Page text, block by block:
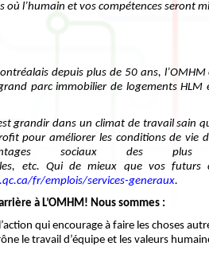
l’humain et vos compétences seront
depuis plus de 50 ans,
parc immobilier de logements HLM
grandir dans un climat de travail sain
pour améliorer les conditions de vie
sociaux des plus
etc. Qui de mieux que vos
fr/emplois/services-generaux.
à L’OMHM! Nous sommes :
qui encourage à faire les choses
le travail d’équipe et les valeurs